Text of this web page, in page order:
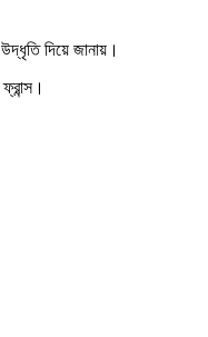
দিয়ে জানায়।